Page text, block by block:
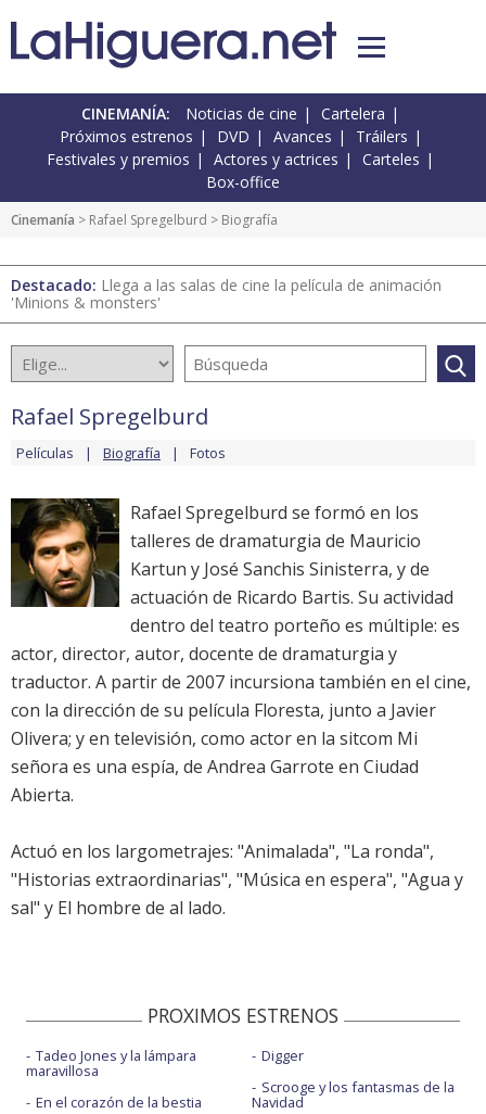
CINEMANÍA: Noticias de cine
Cartelera
Próximos estrenos
DVD Avances
Tráilers
Festivales y premios
Actores y actrices
Carteles
Box-office
Cinemanía > Rafael Spregelburd > Biografía
Destacado: Llega a las salas de cine la película de animación
'Minions & monsters'
Rafael Spregelburd
Películas Biografía Fotos
Rafael Spregelburd se formó en los
talleres de dramaturgia de Mauricio
Kartun y José Sanchis Sinisterra, y de
actuación de Ricardo Bartis. Su actividad
dentro del teatro porteño es múltiple: es
actor, director, autor, docente de dramaturgia y
traductor. A partir de 2007 incursiona también en el cine,
con la dirección de su película Floresta, junto a Javier
Olivera; y en televisión, como actor en la sitcom Mi
señora es una espía, de Andrea Garrote en Ciudad
Abierta.
Actuó en los largometrajes: "Animalada", "La ronda",
"Historias extraordinarias", "Música en espera", "Agua y
sal" y El hombre de al lado.
PROXIMOS ESTRENOS
Tadeo Jones y la lámpara
maravillosa
En el corazón de la bestia
Digger
Scrooge y los fantasmas de la
Navidad